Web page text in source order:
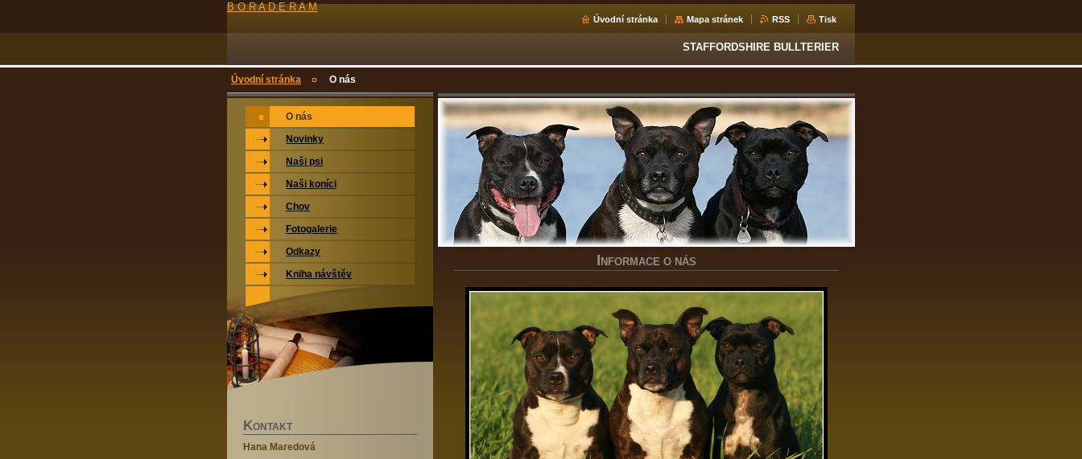
B O R A D E R A M
Úvodní stránka Mapa stránek RSS Tisk
STAFFORDSHIRE BULLTERIER
Úvodní stránka O nás
I NFORMACE O NÁS
O nás
Novinky
Naši psi
Naši koníci
Chov
Fotogalerie
Odkazy
Kniha návštěv
KONTAKT
Hana Maredová